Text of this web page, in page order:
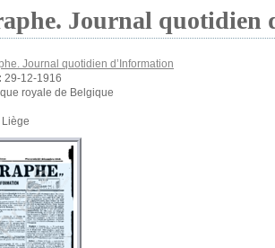
Journal quotidien
Journal quotidien d’Information
29-12-1916
royale de Belgique
Liège